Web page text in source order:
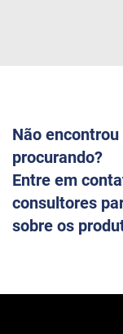
Não
procurando?
Entre em
consultores
sobre os